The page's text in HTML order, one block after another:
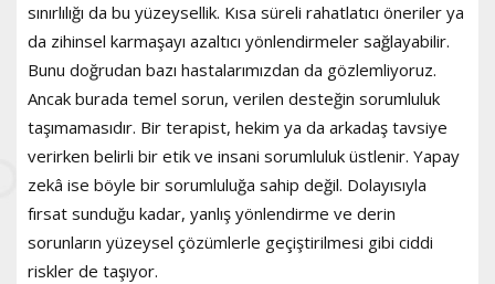
sınırlılığı da bu yüzeysellik. Kısa süreli rahatlatıcı öneriler ya
da zihinsel karmaşayı azaltıcı yönlendirmeler sağlayabilir.
Bunu doğrudan bazı hastalarımızdan da gözlemliyoruz.
Ancak burada temel sorun, verilen desteğin sorumluluk
taşımamasıdır. Bir terapist, hekim ya da arkadaş tavsiye
verirken belirli bir etik ve insani sorumluluk üstlenir. Yapay
zekâ ise böyle bir sorumluluğa sahip değil. Dolayısıyla
fırsat sunduğu kadar, yanlış yönlendirme ve derin
sorunların yüzeysel çözümlerle geçiştirilmesi gibi ciddi
riskler de taşıyor.